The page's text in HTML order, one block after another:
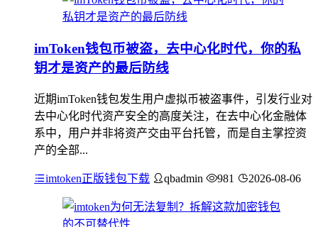
imToken钱包币被盗，去中心化时代，你的私
钥才是资产的最后防线
近期imToken钱包发生用户虚拟币被盗事件，引发行业对
去中心化时代资产安全的高度关注，在去中心化金融体
系中，用户并非将资产交由平台托管，而是自主掌控资
产的全部...
imtoken正版钱包下载 qbadmin 981 2026-08-06